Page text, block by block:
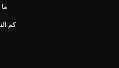
ما
كم